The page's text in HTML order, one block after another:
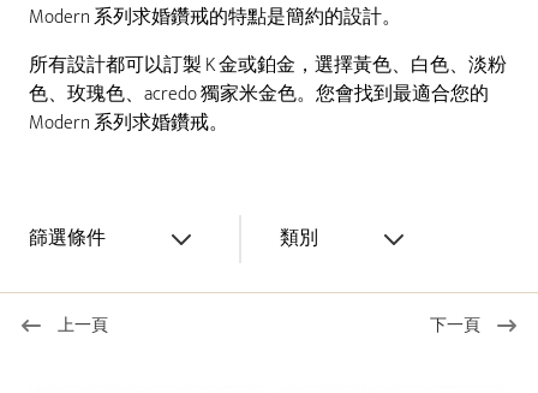
Modern 系列求婚鑽戒的特點是簡約的設計。
所有設計都可以訂製 K 金或鉑金，選擇黃色、白色、淡粉
色、玫瑰色、acredo 獨家米金色。您會找到最適合您的
Modern 系列求婚鑽戒。
篩選條件 類別
上一頁 下一頁